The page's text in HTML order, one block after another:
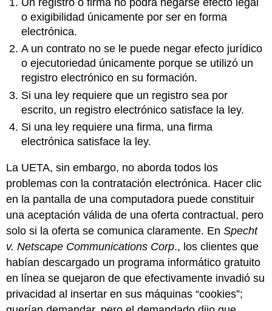
o exigibilidad únicamente por ser en forma
electrónica.
A un contrato no se le puede negar efecto jurídico
o ejecutoriedad únicamente porque se utilizó un
registro electrónico en su formación.
Si una ley requiere que un registro sea por
escrito, un registro electrónico satisface la ley.
Si una ley requiere una firma, una firma
electrónica satisface la ley.
La UETA, sin embargo, no aborda todos los
problemas con la contratación electrónica. Hacer clic
en la pantalla de una computadora puede constituir
una aceptación válida de una oferta contractual, pero
solo si la oferta se comunica claramente. EnSpecht
v. Netscape Communications Corp., los clientes que
habían descargado un programa informático gratuito
en línea se quejaron de que efectivamente invadió su
privacidad al insertar en sus máquinas “cookies”;